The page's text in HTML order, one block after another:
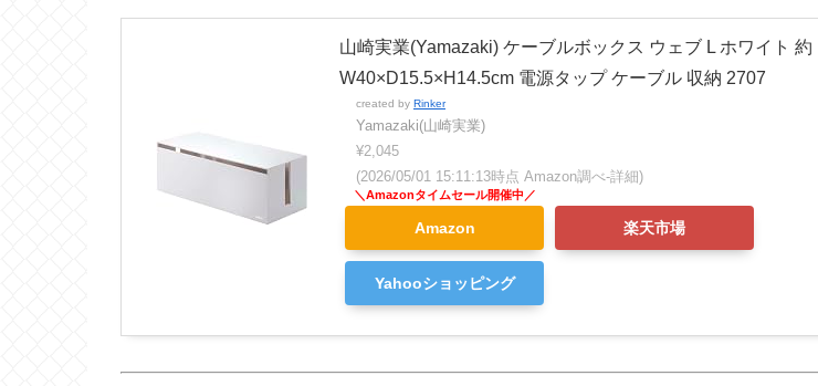
山崎実業(Yamazaki) ケーブルボックス ウェブ L ホワイト 約
W40×D15.5×H14.5cm 電源タップ ケーブル 収納 2707
created by Rinker
Yamazaki(山崎実業)
¥2,045
(2026/05/01 15:11:13時点 Amazon調べ-詳細)
Amazon 楽天市場
Yahooショッピング